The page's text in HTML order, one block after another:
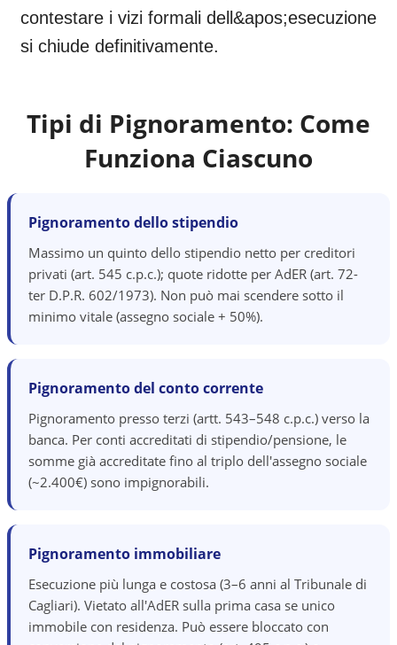
contestare i vizi formali dell&apos;esecuzione
si chiude definitivamente.
Tipi di Pignoramento: Come
Funziona Ciascuno
Pignoramento dello stipendio
Massimo un quinto dello stipendio netto per creditori
privati (art. 545 c.p.c.); quote ridotte per AdER (art. 72-
ter D.P.R. 602/1973). Non può mai scendere sotto il
minimo vitale (assegno sociale + 50%).
Pignoramento del conto corrente
Pignoramento presso terzi (artt. 543–548 c.p.c.) verso la
banca. Per conti accreditati di stipendio/pensione, le
somme già accreditate fino al triplo dell'assegno sociale
(~2.400€) sono impignorabili.
Pignoramento immobiliare
Esecuzione più lunga e costosa (3–6 anni al Tribunale di
Cagliari). Vietato all'AdER sulla prima casa se unico
immobile con residenza. Può essere bloccato con